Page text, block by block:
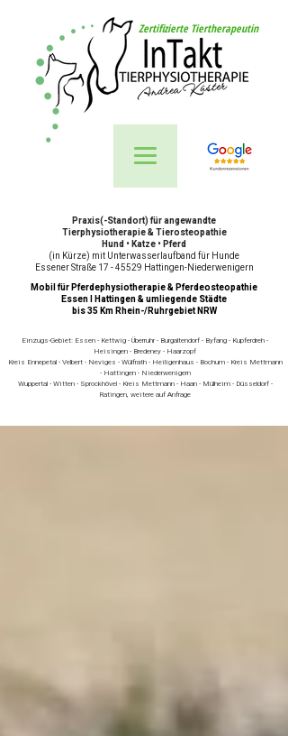
Zertifizierte Tiertherapeutin
Praxis(-Standort) für angewandte
Tierphysiotherapie & Tierosteopathie
Hund • Katze • Pferd
(in Kürze) mit Unterwasserlaufband für Hunde
Essener Straße 17 - 45529 Hattingen-Niederwenigern
Mobil für Pferdephysiotherapie & Pferdeosteopathie
Essen I Hattingen & umliegende Städte
bis 35 Km Rhein-/Ruhrgebiet NRW
Einzugs-Gebiet: Essen - Kettwig - Überruhr - Burgaltendorf - Byfang - Kupferdreh -
Heisingen - Bredeney - Haarzopf
Kreis Ennepetal - Velbert - Neviges - Wülfrath - Heiligenhaus - Bochum - Kreis Mettmann
- Hattingen - Niederwenigern
Wuppertal - Witten - Sprockhövel - Kreis Mettmann - Haan - Mülheim - Düsseldorf -
Ratingen, weitere auf Anfrage